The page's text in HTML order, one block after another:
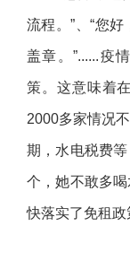
流程。”、“您
盖章。”......疫
策。这意味着
2000多家情况
期，水电税费
个，她不敢多
快落实了免租政